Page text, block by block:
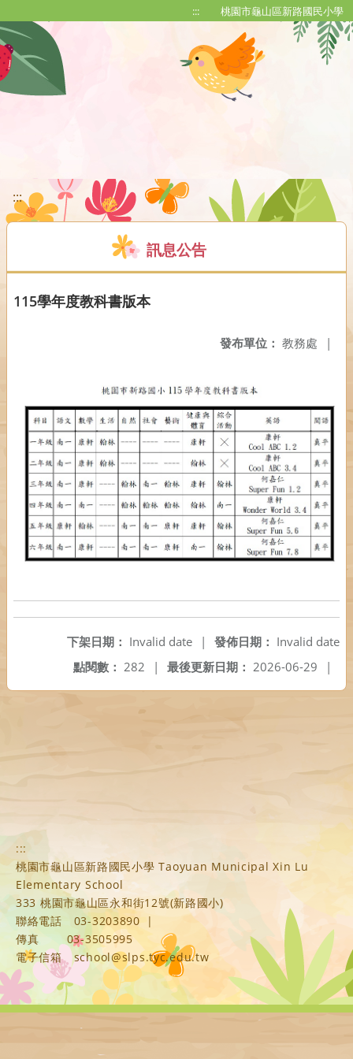
::: 桃園市龜山區新路國民小學
:::
訊息公告
115學年度教科書版本
發布單位： 教務處 |
發佈日期： Invalid date
下架日期： Invalid date
|
最後更新日期： 2026-06-29 |
點閱數： 282 |
:::
桃園市龜山區新路國民小學 Taoyuan Municipal Xin Lu
Elementary School
333 桃園市龜山區永和街12號(新路國小)
聯絡電話
03-3203890
|
傳真
03-3505995
電子信箱
school@slps.tyc.edu.tw